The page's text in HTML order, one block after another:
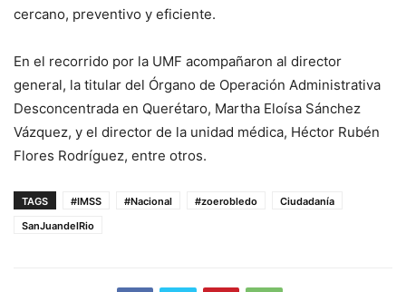
cercano, preventivo y eficiente.
En el recorrido por la UMF acompañaron al director
general, la titular del Órgano de Operación Administrativa
Desconcentrada en Querétaro, Martha Eloísa Sánchez
Vázquez, y el director de la unidad médica, Héctor Rubén
Flores Rodríguez, entre otros.
TAGS #IMSS #Nacional #zoerobledo
Ciudadanía
SanJuandelRio